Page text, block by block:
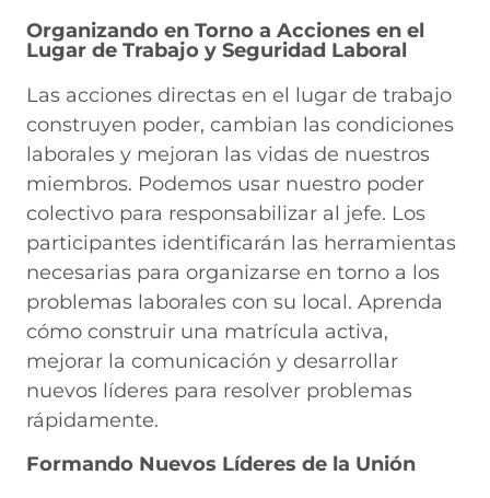
Organizando en Torno a Acciones en el
Lugar de Trabajo y Seguridad Laboral
Las acciones directas en el lugar de trabajo
construyen poder, cambian las condiciones
laborales y mejoran las vidas de nuestros
miembros. Podemos usar nuestro poder
colectivo para responsabilizar al jefe. Los
participantes identificarán las herramientas
necesarias para organizarse en torno a los
problemas laborales con su local. Aprenda
cómo construir una matrícula activa,
mejorar la comunicación y desarrollar
nuevos líderes para resolver problemas
rápidamente.
Formando Nuevos Líderes de la Unión